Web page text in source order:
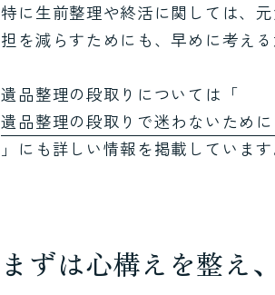
特に生前整理や終活に関しては、
担を減らすためにも、早めに考える
遺品整理の段取りについては「
遺品整理の段取りで迷わないため
」にも詳しい情報を掲載しています
まずは心構えを整え